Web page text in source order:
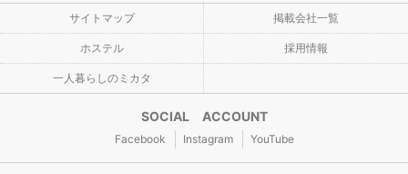
サイトマップ 掲載会社一覧
ホステル 採用情報
一人暮らしのミカタ
SOCIAL ACCOUNT
Facebook Instagram YouTube